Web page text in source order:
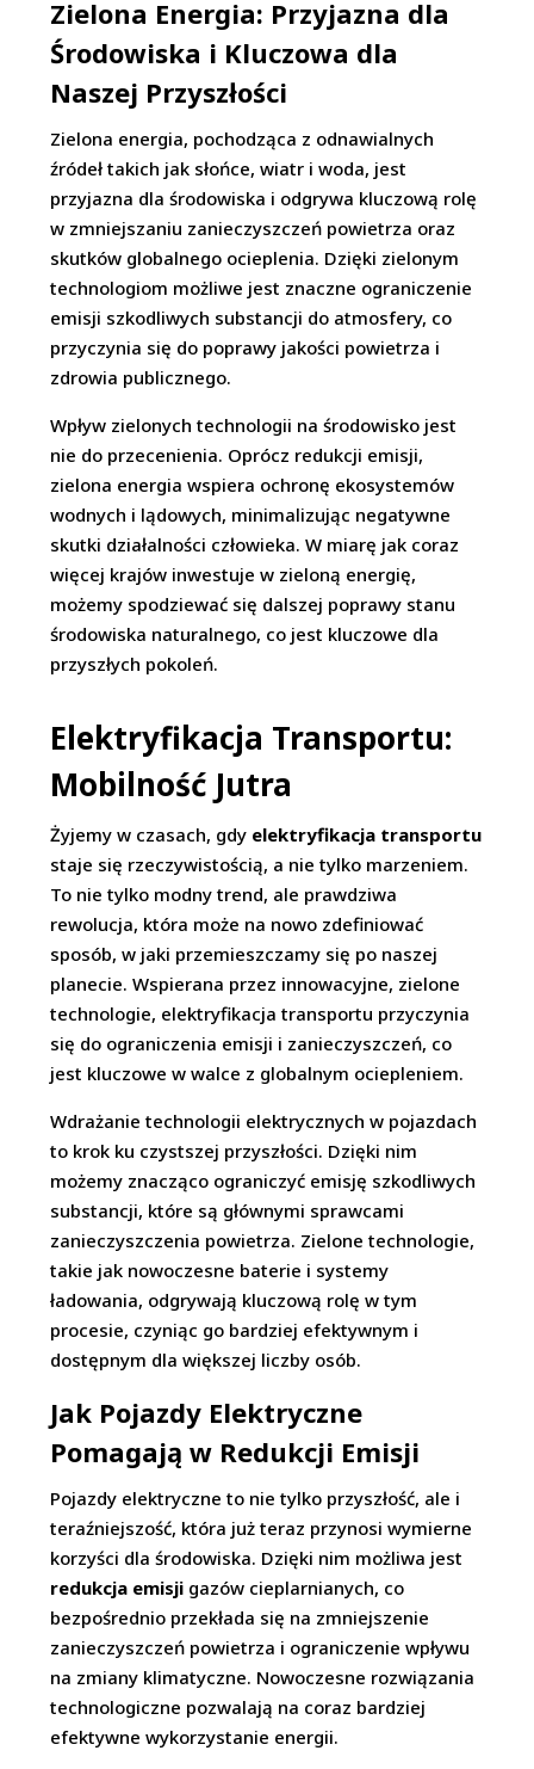
Zielona Energia: Przyjazna dla
Środowiska i Kluczowa dla
Naszej Przyszłości
Zielona energia, pochodząca z odnawialnych
źródeł takich jak słońce, wiatr i woda, jest
przyjazna dla środowiska i odgrywa kluczową rolę
w zmniejszaniu zanieczyszczeń powietrza oraz
skutków globalnego ocieplenia. Dzięki zielonym
technologiom możliwe jest znaczne ograniczenie
emisji szkodliwych substancji do atmosfery, co
przyczynia się do poprawy jakości powietrza i
zdrowia publicznego.
Wpływ zielonych technologii na środowisko jest
nie do przecenienia. Oprócz redukcji emisji,
zielona energia wspiera ochronę ekosystemów
wodnych i lądowych, minimalizując negatywne
skutki działalności człowieka. W miarę jak coraz
więcej krajów inwestuje w zieloną energię,
możemy spodziewać się dalszej poprawy stanu
środowiska naturalnego, co jest kluczowe dla
przyszłych pokoleń.
Elektryfikacja Transportu:
Mobilność Jutra
Żyjemy w czasach, gdy elektryfikacja transportu
staje się rzeczywistością, a nie tylko marzeniem.
To nie tylko modny trend, ale prawdziwa
rewolucja, która może na nowo zdefiniować
sposób, w jaki przemieszczamy się po naszej
planecie. Wspierana przez innowacyjne, zielone
technologie, elektryfikacja transportu przyczynia
się do ograniczenia emisji i zanieczyszczeń, co
jest kluczowe w walce z globalnym ociepleniem.
Wdrażanie technologii elektrycznych w pojazdach
to krok ku czystszej przyszłości. Dzięki nim
możemy znacząco ograniczyć emisję szkodliwych
substancji, które są głównymi sprawcami
zanieczyszczenia powietrza. Zielone technologie,
takie jak nowoczesne baterie i systemy
ładowania, odgrywają kluczową rolę w tym
procesie, czyniąc go bardziej efektywnym i
dostępnym dla większej liczby osób.
Jak Pojazdy Elektryczne
Pomagają w Redukcji Emisji
Pojazdy elektryczne to nie tylko przyszłość, ale i
teraźniejszość, która już teraz przynosi wymierne
korzyści dla środowiska. Dzięki nim możliwa jest
redukcja emisji gazów cieplarnianych, co
bezpośrednio przekłada się na zmniejszenie
zanieczyszczeń powietrza i ograniczenie wpływu
na zmiany klimatyczne. Nowoczesne rozwiązania
technologiczne pozwalają na coraz bardziej
efektywne wykorzystanie energii.